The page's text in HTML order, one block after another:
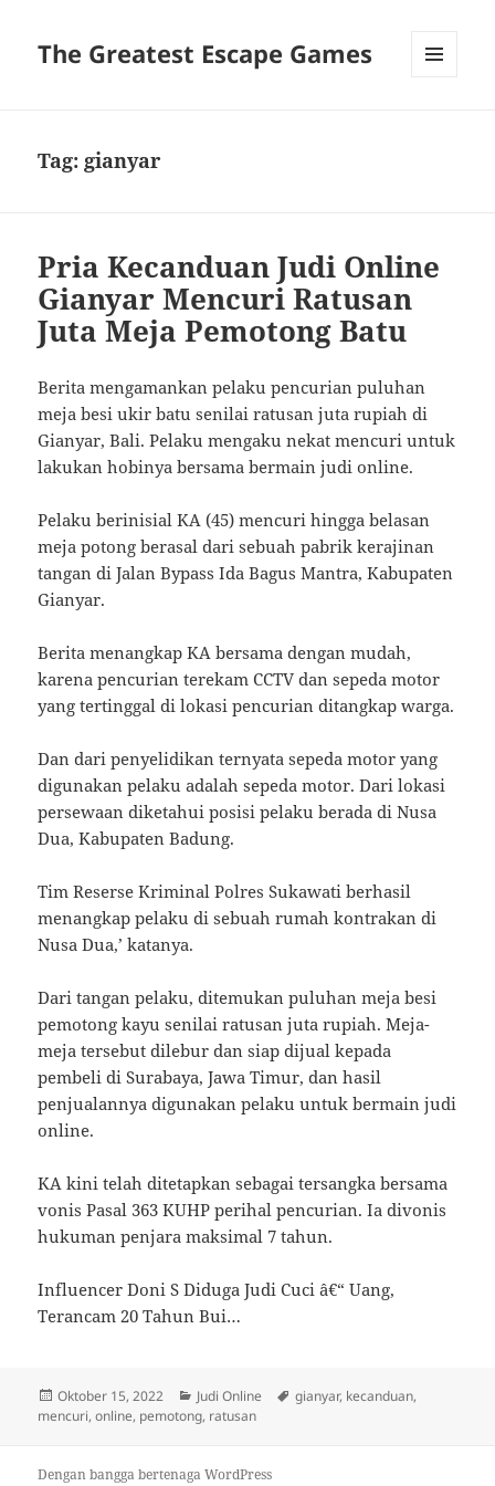
The Greatest Escape Games
Tag: gianyar
Pria Kecanduan Judi Online
Gianyar Mencuri Ratusan
Juta Meja Pemotong Batu
Berita mengamankan pelaku pencurian puluhan
meja besi ukir batu senilai ratusan juta rupiah di
Gianyar, Bali. Pelaku mengaku nekat mencuri untuk
lakukan hobinya bersama bermain judi online.
Pelaku berinisial KA (45) mencuri hingga belasan
meja potong berasal dari sebuah pabrik kerajinan
tangan di Jalan Bypass Ida Bagus Mantra, Kabupaten
Gianyar.
Berita menangkap KA bersama dengan mudah,
karena pencurian terekam CCTV dan sepeda motor
yang tertinggal di lokasi pencurian ditangkap warga.
Dan dari penyelidikan ternyata sepeda motor yang
digunakan pelaku adalah sepeda motor. Dari lokasi
persewaan diketahui posisi pelaku berada di Nusa
Dua, Kabupaten Badung.
Tim Reserse Kriminal Polres Sukawati berhasil
menangkap pelaku di sebuah rumah kontrakan di
Nusa Dua,’ katanya.
Dari tangan pelaku, ditemukan puluhan meja besi
pemotong kayu senilai ratusan juta rupiah. Meja-
meja tersebut dilebur dan siap dijual kepada
pembeli di Surabaya, Jawa Timur, dan hasil
penjualannya digunakan pelaku untuk bermain judi
online.
KA kini telah ditetapkan sebagai tersangka bersama
vonis Pasal 363 KUHP perihal pencurian. Ia divonis
hukuman penjara maksimal 7 tahun.
Influencer Doni S Diduga Judi Cuci â€“ Uang,
Terancam 20 Tahun Bui…
Diposkan
pada
Oktober 15, 2022 Kategori
Judi Online Tag
gianyar, kecanduan,
mencuri,online, pemotong, ratusan
Dengan bangga bertenaga WordPress